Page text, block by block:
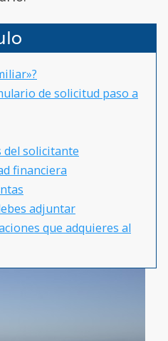
de solicitud paso a
del solicitante
financiera
adjuntar
que adquieres al